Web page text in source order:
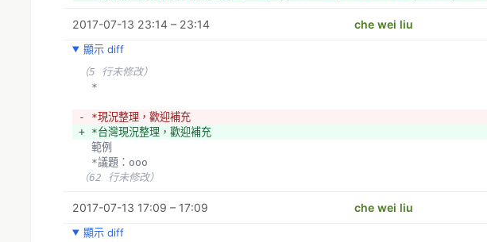
- *上下游
（20 行未修改）
  *？
+ *都市農業研究論文與單位
+ *https://g0v.hackpad.tw/QJRpaTojZMt
sid=9&mid=995
  *中部食農教育推動聯盟
  *https://www.facebook.com/groups/1525089057787350/
- *高雄第一社區大學
- *高雄
+ *嘉義大學園藝系
+ *http://www.ncyu.edu.tw/hortsci/
+ *成功大學都市計畫系
+ *食物議題 https://www.facebook.com/NCKUUPGS/videos/
+ *高雄市社區大學促進會 http://aakcu.kcs.org.tw/
+ *高雄市第一社大自然生態社 https://www.facebook.com/groups/
2017-07-13 23:14 – 23:14 che wei liu
顯示 diff
（5 行未修改）
  *
- *現況整理，歡迎補充
+ *台灣現況整理，歡迎補充
  範例
  *議題：ooo
（62 行未修改）
2017-07-13 17:09 – 17:09 che wei liu
顯示 diff